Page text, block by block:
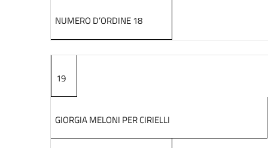
NUMERO D’ORDINE 18
19
GIORGIA MELONI PER CIRIELLI